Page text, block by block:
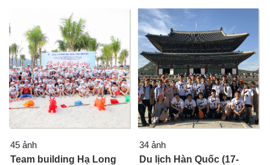
45 ảnh
Team building Hạ Long
34 ảnh
Du lịch Hàn Quốc (17-